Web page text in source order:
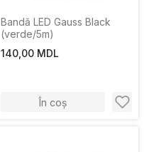
Bandă LED Gauss Black
(verde/5m)
140,00 MDL
În coș